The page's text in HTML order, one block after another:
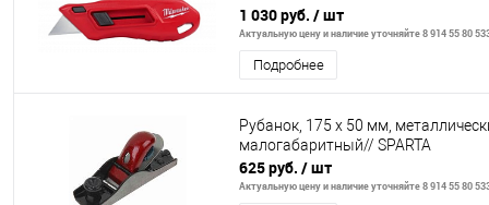
1 030 руб. / шт
Актуальную цену и наличие уточняйте 8 914 55 80
Подробнее
Рубанок, 175 х 50 мм,
малогабаритный// SPARTA
625 руб. / шт
Актуальную цену и наличие уточняйте 8 914 55 80